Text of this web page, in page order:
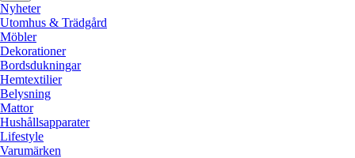
Nyheter
Utomhus & Trädgård
Möbler
Dekorationer
Bordsdukningar
Hemtextilier
Belysning
Mattor
Hushållsapparater
Lifestyle
Varumärken